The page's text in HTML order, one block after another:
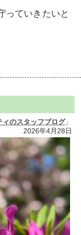
っていきたいと
ィのスタッフブログ」
2026年4月28日